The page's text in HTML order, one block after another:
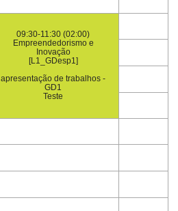
09:30-11:30 (02:00)
Empreendedorismo e
Inovação
[L1_GDesp1]
apresentação de trabalhos -
GD1
Teste